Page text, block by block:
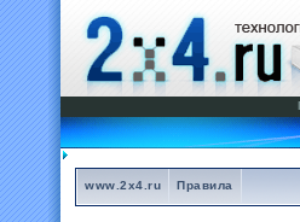
www.2x4.ru Правила